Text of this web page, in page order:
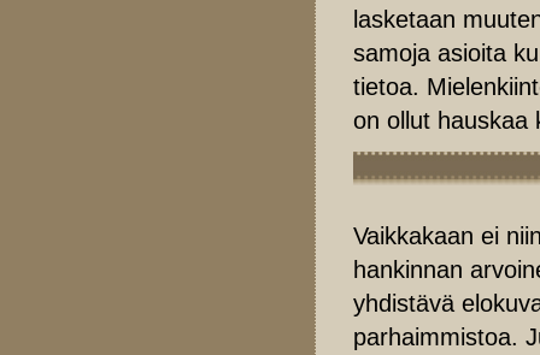
lasketaan
samoja asioita
tietoa.
on ollut hauskaa
Vaikkakaan ei
hankinnan
yhdistävä
parhaimmistoa.